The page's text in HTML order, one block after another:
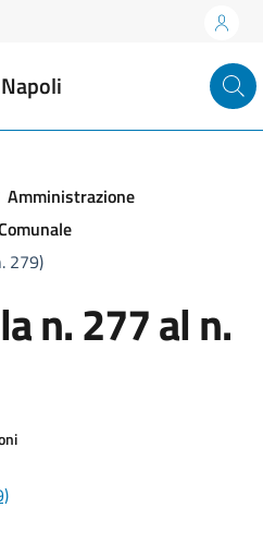
Amministrazione
279)
n. 277 al n.